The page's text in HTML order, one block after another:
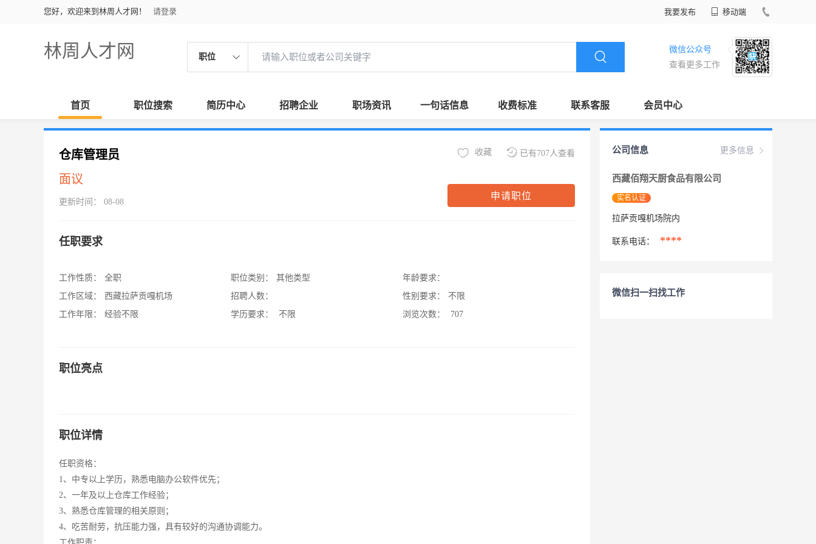
您好，欢迎来到林周人才网！ 请登录 我要发布 移动端
林周人才网 职位
微信公众号
查看更多工作
首页 职位搜索 简历中心 招聘企业 职场资讯 一句话信息 收费标准 联系客服 会员中心
仓库管理员
面议
更新时间： 08-08
已有707人查看
收藏
申请职位
任职要求
工作性质：
全职
工作区域：
西藏拉萨贡嘎机场
工作年限：
经验不限
职位类别：
其他类型
招聘人数：
学历要求：
不限
年龄要求：
性别要求：
不限
浏览次数：
707
职位亮点
职位详情
任职资格：
1、中专以上学历，熟悉电脑办公软件优先；
2、一年及以上仓库工作经验；
3、熟悉仓库管理的相关原则；
4、吃苦耐劳，抗压能力强，具有较好的沟通协调能力。
更多信息
公司信息
西藏佰翔天厨食品有限公司
实名认证
拉萨贡嘎机场院内
联系电话： ****
微信扫一扫找工作